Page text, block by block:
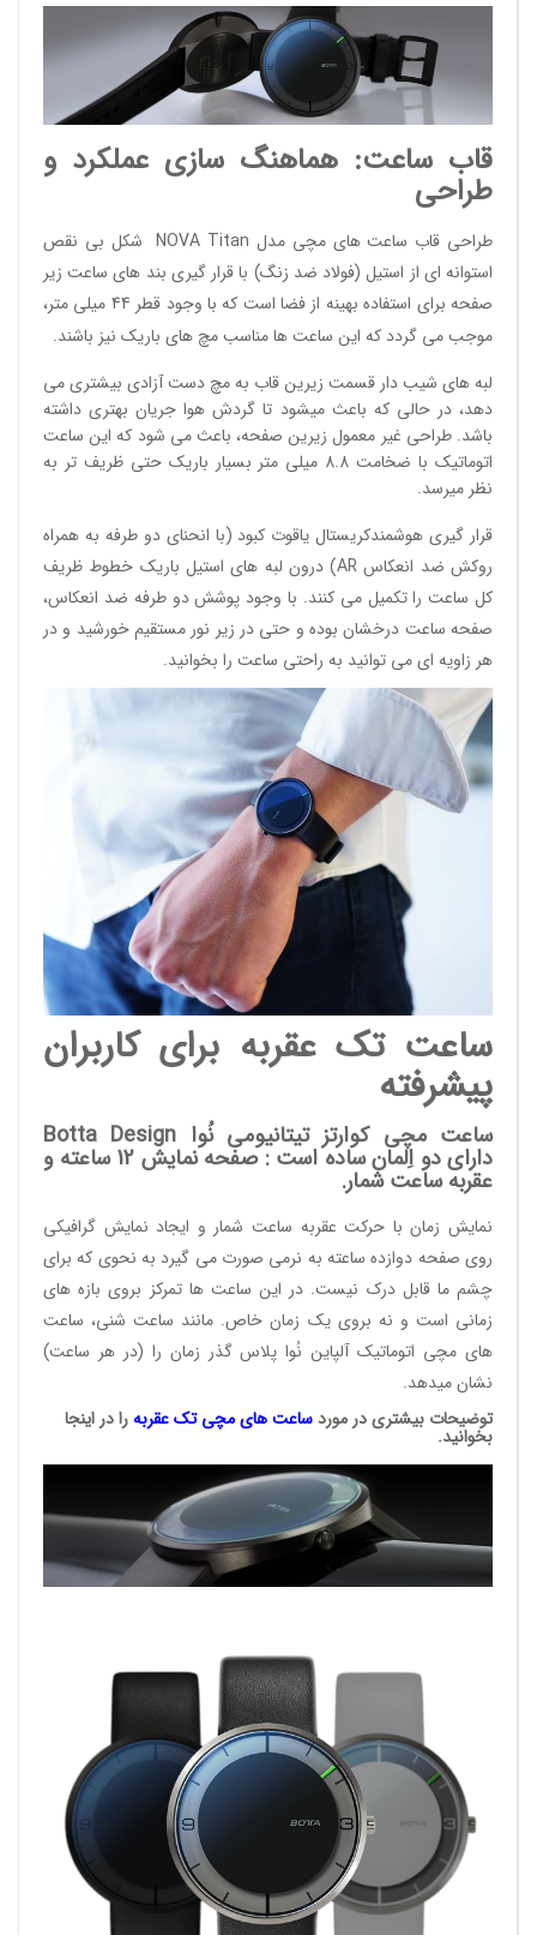
قاب ساعت: هماهنگ سازی عملکرد و
طراحی
طراحی قاب ساعت های مچی مدل NOVA Titan شکل بی نقص
استوانه ای از استیل (فولاد ضد زنگ) با قرار گیری بند های ساعت زیر
صفحه برای استفاده بهینه از فضا است که با وجود قطر 44 میلی متر،
موجب می گردد که این ساعت ها مناسب مچ های باریک نیز باشند.
لبه های شیب دار قسمت زیرین قاب به مچ دست آزادی بیشتری می
دهد، در حالی که باعث میشود تا گردش هوا جریان بهتری داشته
باشد. طراحی غیر معمول زیرین صفحه، باعث می شود که این ساعت
اتوماتیک با ضخامت 8.8 میلی متر بسیار باریک حتی ظریف تر به
نظر میرسد.
قرار گیری هوشمندکریستال یاقوت کبود (با انحنای دو طرفه به همراه
روکش ضد انعکاس AR) درون لبه های استیل باریک خطوط ظریف
کل ساعت را تکمیل می کنند. با وجود پوشش دو طرفه ضد انعکاس،
صفحه ساعت درخشان بوده و حتی در زیر نور مستقیم خورشید و در
هر زاویه ای می توانید به راحتی ساعت را بخوانید.
ساعت تک عقربه برای کاربران
پیشرفته
ساعت مچی کوارتز تیتانیومی نُوا Botta Design
دارای دو اِلمان ساده است : صفحه نمایش 12 ساعته و
عقربه ساعت شمار.
نمایش زمان با حرکت عقربه ساعت شمار و ایجاد نمایش گرافیکی
روی صفحه دوازده ساعته به نرمی صورت می گیرد به نحوی که برای
چشم ما قابل درک نیست. در این ساعت ها تمرکز بروی بازه های
زمانی است و نه بروی یک زمان خاص. مانند ساعت شنی، ساعت
های مچی اتوماتیک آلپاین نُوا پلاس گذر زمان را (در هر ساعت)
نشان میدهد.
توضیحات بیشتری در موردساعت های مچی تک عقربهرا در اینجا
بخوانید.